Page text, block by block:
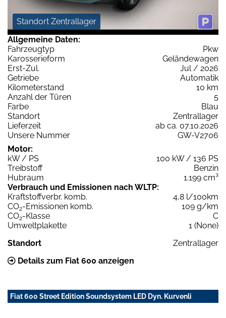
Standort Zentrallager
Allgemeine Daten:
Fahrzeugtyp
Pkw
Karosserieform
Geländewagen
Erst-Zul.
Jul / 2026
Getriebe
Automatik
Kilometerstand
10 km
Anzahl der Türen
5
Farbe
Blau
Standort
Zentrallager
Lieferzeit
ab ca. 07.10.2026
Unsere Nummer
GW-V2706
Motor:
kW / PS
100 kW / 136 PS
Treibstoff
Benzin
Hubraum
1.199 cm³
Verbrauch und Emissionen nach WLTP:
Kraftstoffverbr. komb.
4,8 l/100km
CO2-Emissionen komb.
109 g/km
CO2-Klasse
C
Umweltplakette
1 (None)
Standort
Zentrallager
Details zum Fiat 600 anzeigen
Fiat 600 Street Edition Soundsystem LED Dyn. Kurvenli